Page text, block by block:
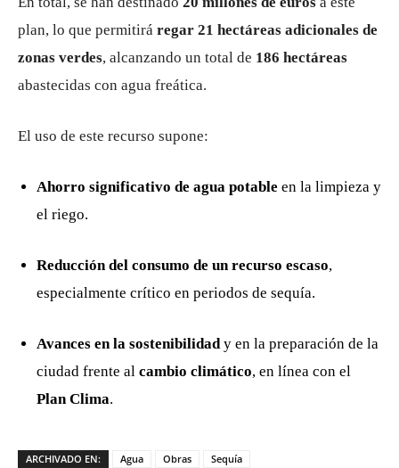
plan, lo que permitirá regar 21 hectáreas adicionales de
zonas verdes, alcanzando un total de 186 hectáreas
abastecidas con agua freática.
El uso de este recurso supone:
Ahorro significativo de agua potable en la limpieza y
el riego.
Reducción del consumo de un recurso escaso,
especialmente crítico en periodos de sequía.
Avances en la sostenibilidad y en la preparación de la
ciudad frente al cambio climático, en línea con el
Plan Clima.
ARCHIVADO EN: Agua Obras Sequía